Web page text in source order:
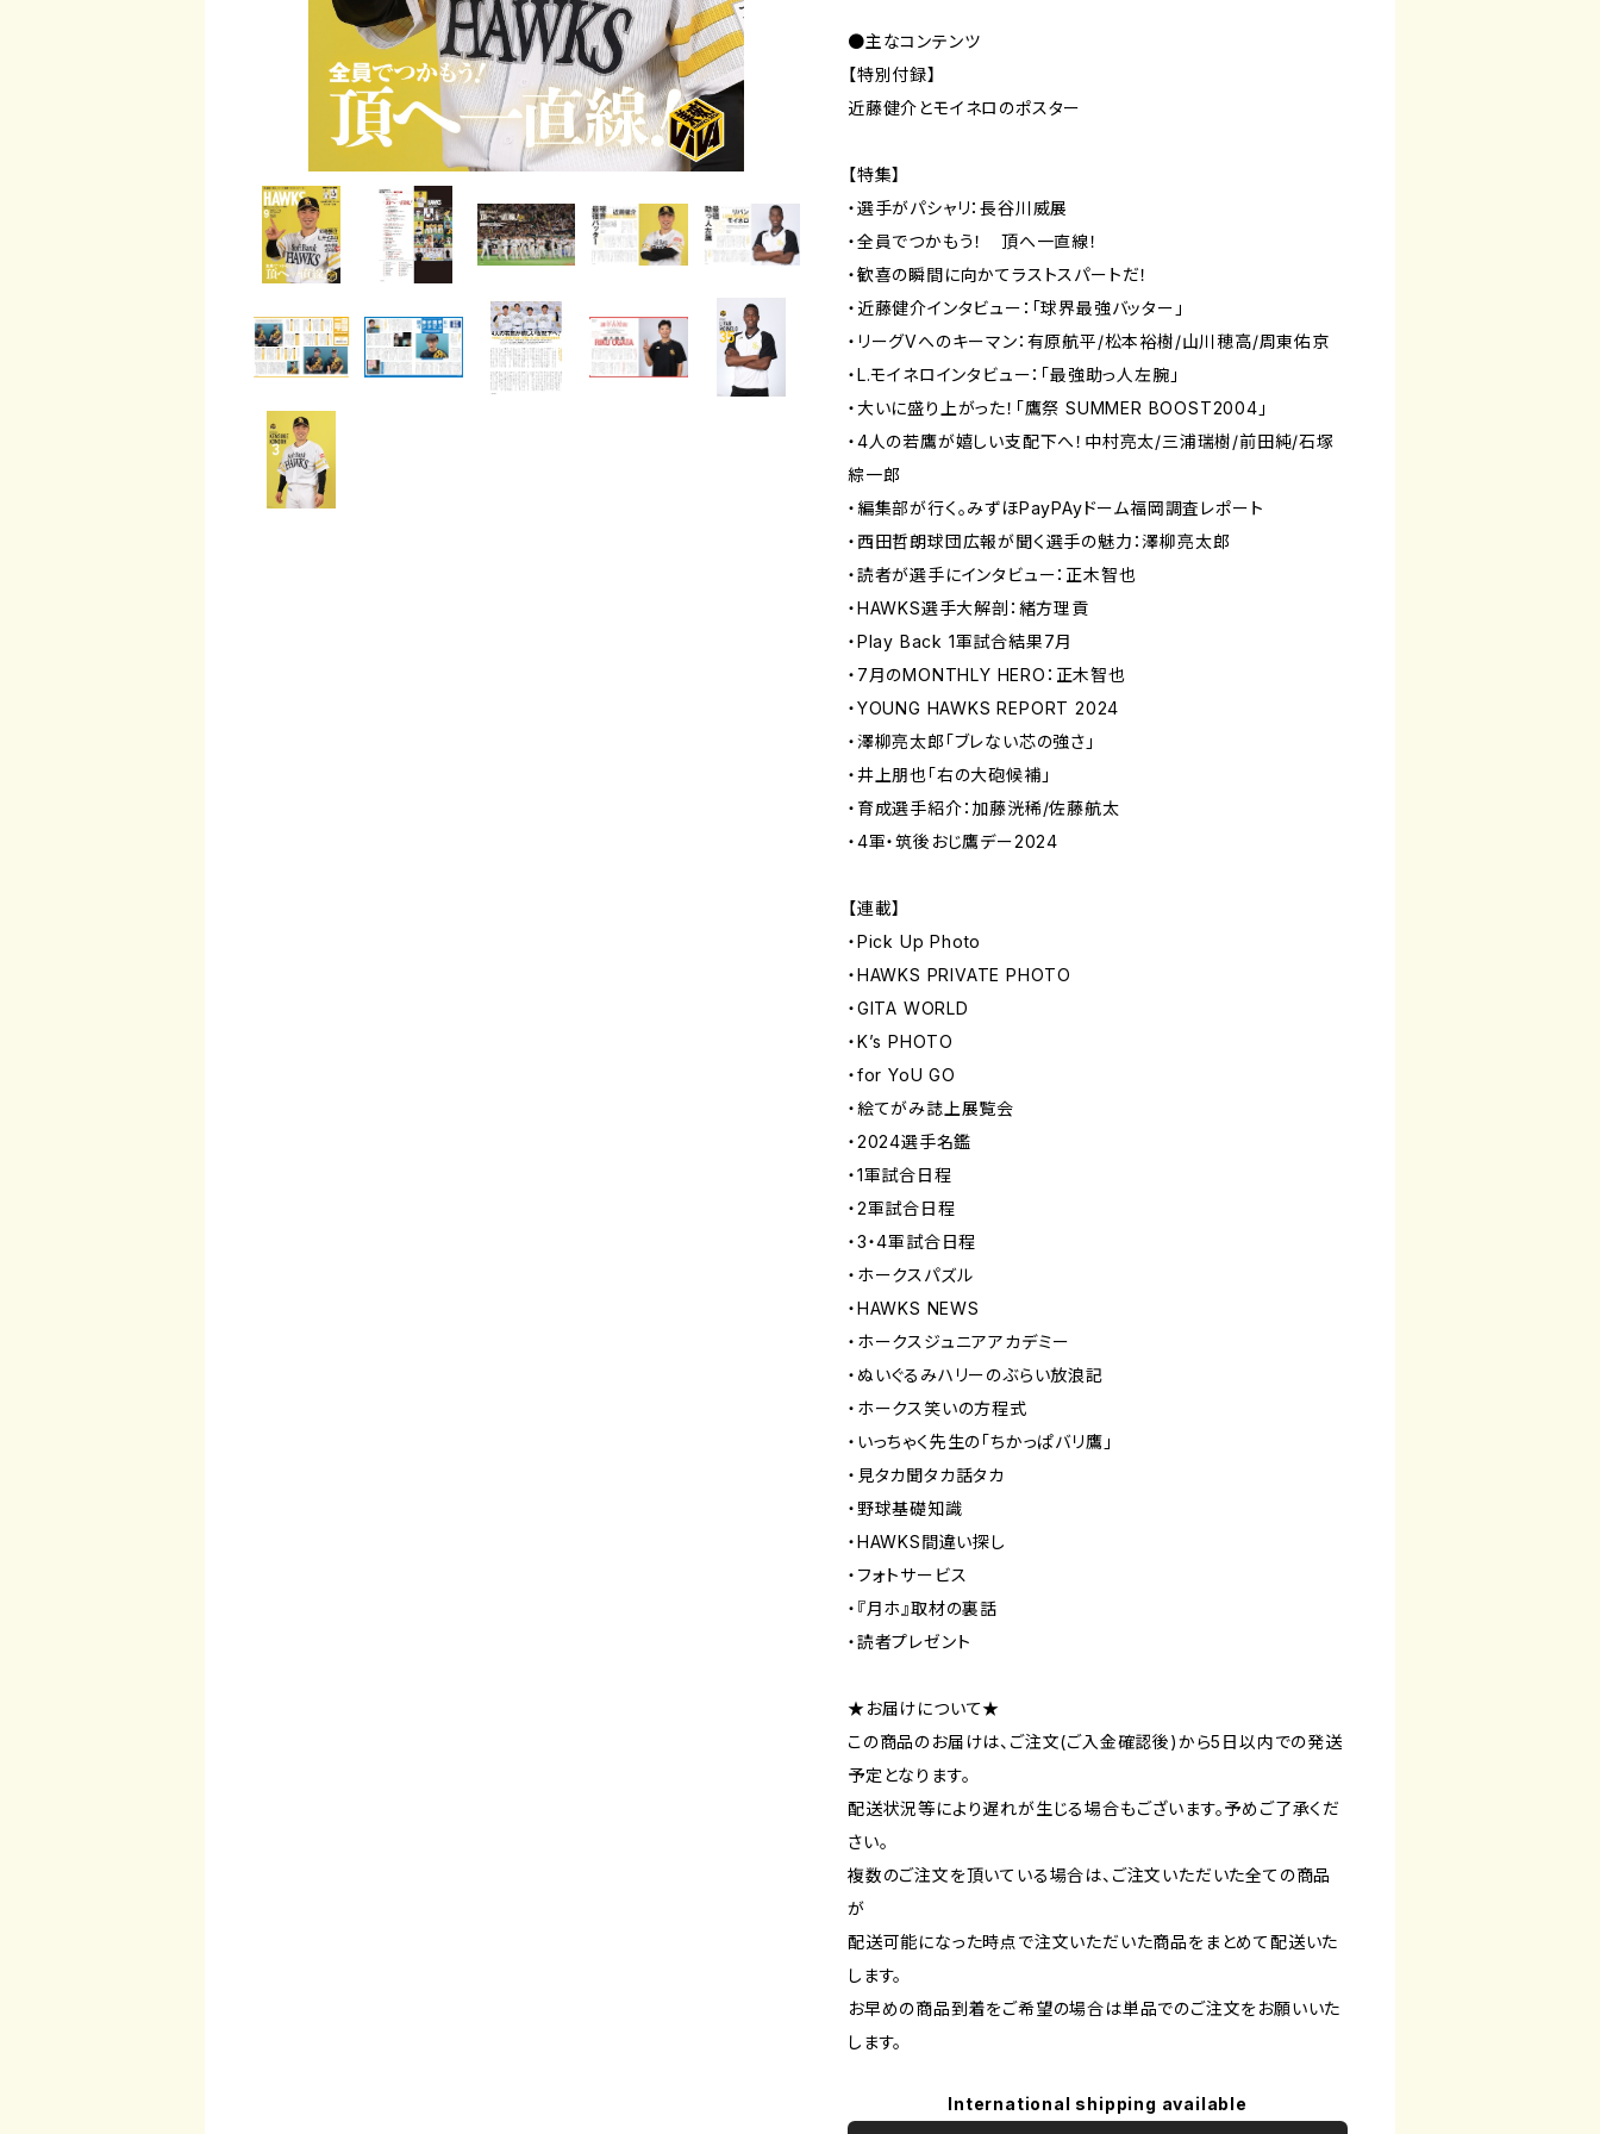
●主なコンテンツ
【特別付録】
近藤健介とモイネロのポスター
【特集】
・選手がパシャリ：長谷川威展
・全員でつかもう！ 頂へ一直線！
・歓喜の瞬間に向かてラストスパートだ！
・近藤健介インタビュー：「球界最強バッター」
・リーグVへのキーマン：有原航平/松本裕樹/山川穂高/周東佑京
・L.モイネロインタビュー：「最強助っ人左腕」
・大いに盛り上がった！「鷹祭 SUMMER BOOST2004」
・4人の若鷹が嬉しい支配下へ！中村亮太/三浦瑞樹/前田純/石塚
綜一郎
・編集部が行く。みずほPayPAyドーム福岡調査レポート
・西田哲朗球団広報が聞く選手の魅力：澤柳亮太郎
・読者が選手にインタビュー：正木智也
・HAWKS選手大解剖：緒方理貢
・Play Back 1軍試合結果7月
・7月のMONTHLY HERO：正木智也
・YOUNG HAWKS REPORT 2024
・澤柳亮太郎「ブレない芯の強さ」
・井上朋也「右の大砲候補」
・育成選手紹介：加藤洸稀/佐藤航太
・4軍・筑後おじ鷹デー2024
【連載】
・Pick Up Photo
・HAWKS PRIVATE PHOTO
・GITA WORLD
・K’s PHOTO
・for YoU GO
・絵てがみ誌上展覧会
・2024選手名鑑
・1軍試合日程
・2軍試合日程
・3・4軍試合日程
・ホークスパズル
・HAWKS NEWS
・ホークスジュニアアカデミー
・ぬいぐるみハリーのぶらい放浪記
・ホークス笑いの方程式
・いっちゃく先生の「ちかっぱバリ鷹」
・見タカ聞タカ話タカ
・野球基礎知識
・HAWKS間違い探し
・フォトサービス
・『月ホ』取材の裏話
・読者プレゼント
★お届けについて★
この商品のお届けは、ご注文(ご入金確認後)から5日以内での発送
予定となります。
配送状況等により遅れが生じる場合もございます。予めご了承くだ
さい。
複数のご注文を頂いている場合は、ご注文いただいた全ての商品
が
配送可能になった時点で注文いただいた商品をまとめて配送いた
します。
お早めの商品到着をご希望の場合は単品でのご注文をお願いいた
します。
International shipping available